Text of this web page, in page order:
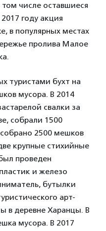
числе оставшиеся
году акция
в популярных местах
пролива Малое
туристами бухт на
мусора. В 2014
свалки за
собрали 1500
2500 мешков
крупные стихийные
проведен
и железо
бутылки
арт-
в деревне Харанцы. В
мусора. В 2017